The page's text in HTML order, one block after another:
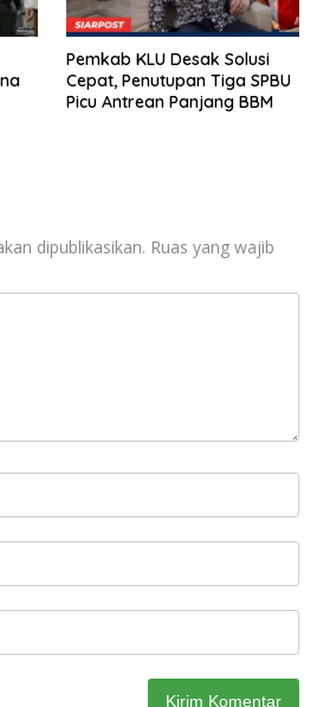
Pemkab KLU Desak Solusi
Cepat, Penutupan Tiga SPBU
Picu Antrean Panjang BBM
dipublikasikan. Ruas yang wajib